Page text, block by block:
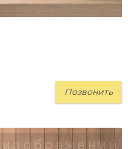
Позвонить